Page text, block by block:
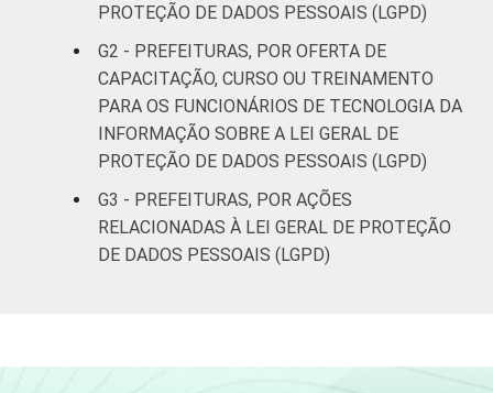
informação e comunicação no setor público
brasileiro - TIC Governo Eletrônico 2023.
PROTEÇÃO DE DADOS PESSOAIS (LGPD)
G2 - PREFEITURAS, POR OFERTA DE
CAPACITAÇÃO, CURSO OU TREINAMENTO
PARA OS FUNCIONÁRIOS DE TECNOLOGIA DA
INFORMAÇÃO SOBRE A LEI GERAL DE
PROTEÇÃO DE DADOS PESSOAIS (LGPD)
G3 - PREFEITURAS, POR AÇÕES
RELACIONADAS À LEI GERAL DE PROTEÇÃO
DE DADOS PESSOAIS (LGPD)